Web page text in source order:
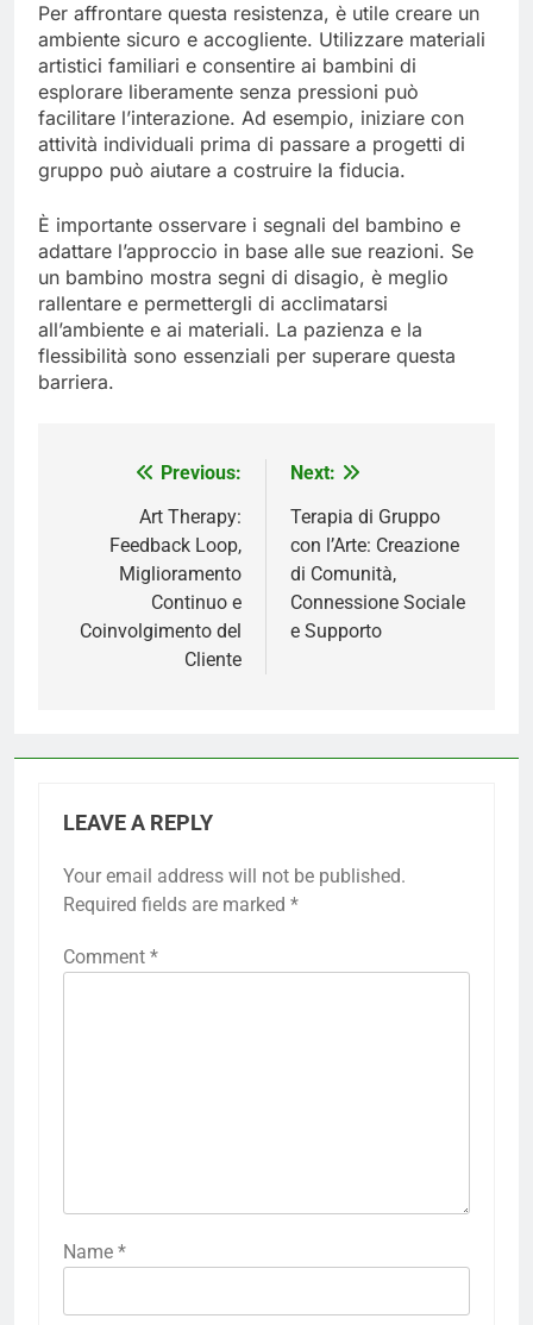
Per affrontare questa resistenza, è utile creare un
ambiente sicuro e accogliente. Utilizzare materiali
artistici familiari e consentire ai bambini di
esplorare liberamente senza pressioni può
facilitare l’interazione. Ad esempio, iniziare con
attività individuali prima di passare a progetti di
gruppo può aiutare a costruire la fiducia.
È importante osservare i segnali del bambino e
adattare l’approccio in base alle sue reazioni. Se
un bambino mostra segni di disagio, è meglio
rallentare e permettergli di acclimatarsi
all’ambiente e ai materiali. La pazienza e la
flessibilità sono essenziali per superare questa
barriera.
navigation
Previous:
Art Therapy:
Feedback Loop,
Miglioramento
Continuo e
Coinvolgimento del
Cliente
Next:
Terapia di Gruppo
con l’Arte: Creazione
di Comunità,
Connessione Sociale
e Supporto
LEAVE A REPLY
Your email address will not be published.
Required fields are marked *
Comment *
Name *